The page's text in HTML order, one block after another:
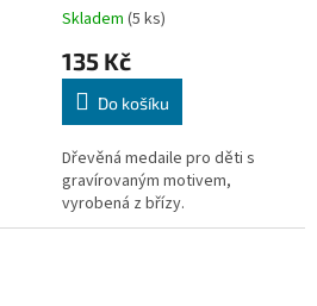
Skladem (5 ks)
135 Kč
Do košíku
Dřevěná medaile pro děti s
gravírovaným motivem,
vyrobená z břízy.